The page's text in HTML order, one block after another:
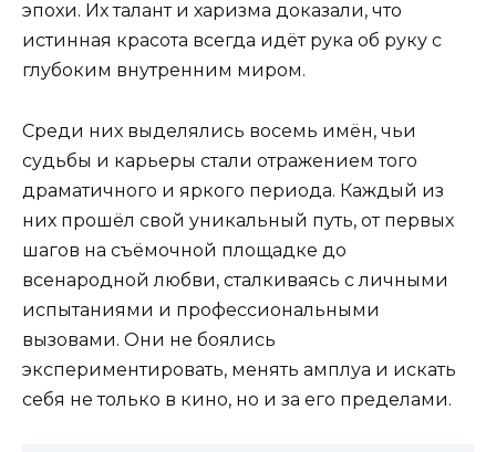
эпохи. Их талант и харизма доказали, что
истинная красота всегда идёт рука об руку с
глубоким внутренним миром.
Среди них выделялись восемь имён, чьи
судьбы и карьеры стали отражением того
драматичного и яркого периода. Каждый из
них прошёл свой уникальный путь, от первых
шагов на съёмочной площадке до
всенародной любви, сталкиваясь с личными
испытаниями и профессиональными
вызовами. Они не боялись
экспериментировать, менять амплуа и искать
себя не только в кино, но и за его пределами.